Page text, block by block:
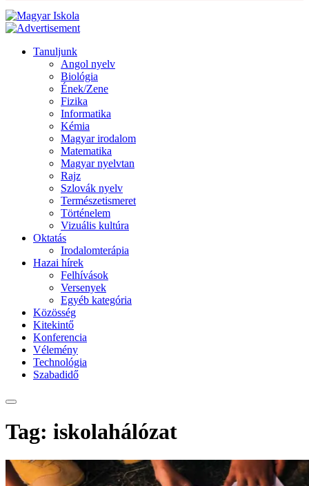
Tanuljunk
Angol nyelv
Biológia
Ének/Zene
Fizika
Informatika
Kémia
Magyar irodalom
Matematika
Magyar nyelvtan
Rajz
Szlovák nyelv
Természetismeret
Történelem
Vizuális kultúra
Oktatás
Irodalomterápia
Hazai hírek
Felhívások
Versenyek
Egyéb kategória
Közösség
Kitekintő
Konferencia
Vélemény
Technológia
Szabadidő
Tag: iskolahálózat